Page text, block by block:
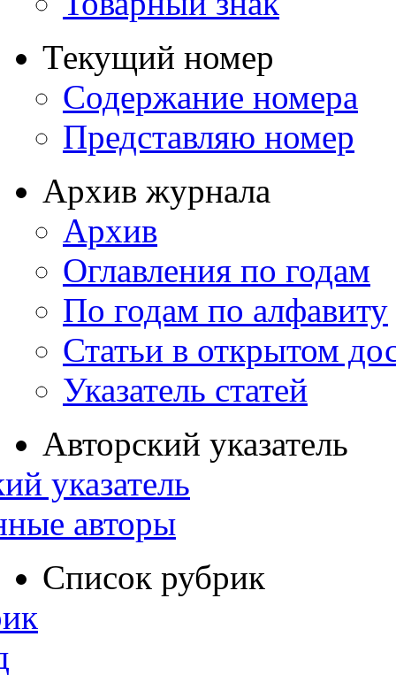
Текущий номер
Содержание номера
Представляю номер
Архив журнала
Архив
Оглавления по годам
По годам по алфавиту
Статьи в открытом
Указатель статей
Авторский указатель
указатель
авторы
Список рубрик